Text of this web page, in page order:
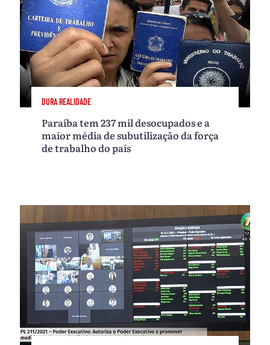
DURA REALIDADE
Paraíba tem 237 mil desocupados e a
maior média de subutilização da força
de trabalho do país